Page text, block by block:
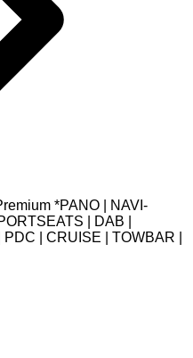
*PANO | NAVI-
| DAB |
| CRUISE | TOWBAR |